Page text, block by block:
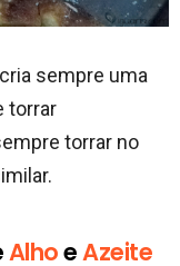
sempre uma
torrar
torrar no
AlhoeAzeite